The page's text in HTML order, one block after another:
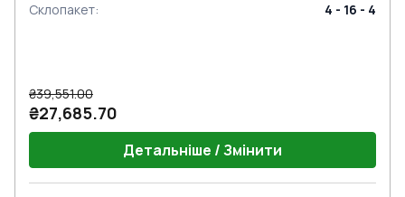
Склопакет: 4 - 16 - 4
₴39,551.00
₴27,685.70
Детальніше / Змінити